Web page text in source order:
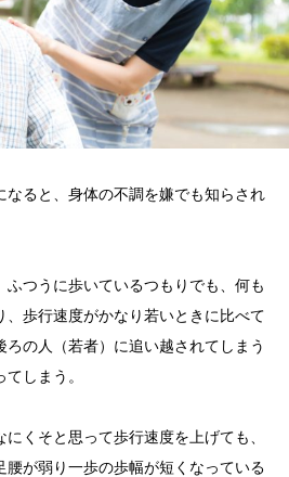
ると、身体の不調を嫌でも知らされ
つうに歩いているつもりでも、何も
、歩行速度がかなり若いときに比べて
の人（若者）に追い越されてしまう
てしまう。
くそと思って歩行速度を上げても、
腰が弱り一歩の歩幅が短くなっている